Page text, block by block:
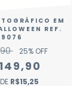
EM
REF.
9076
25% OFF
R$15,25